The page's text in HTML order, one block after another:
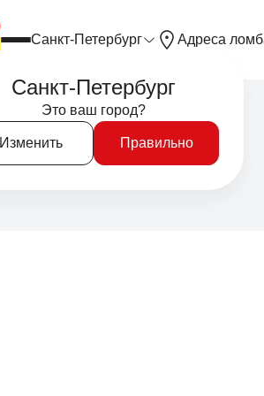
Санкт-Петербург
Санкт-Петербург
Это ваш город?
Изменить Правильно
Адреса